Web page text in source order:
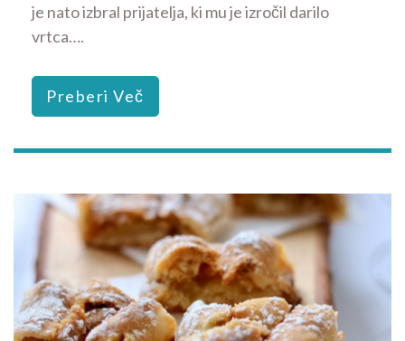
je nato izbral prijatelja, ki mu je izročil darilo
vrtca….
Preberi Več